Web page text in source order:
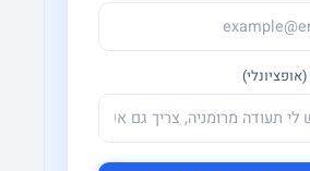
(אופציונלי)